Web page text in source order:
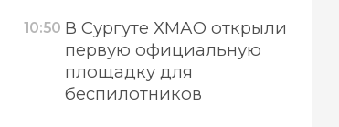
10:50 В Сургуте ХМАО открыли
первую официальную
площадку для
беспилотников